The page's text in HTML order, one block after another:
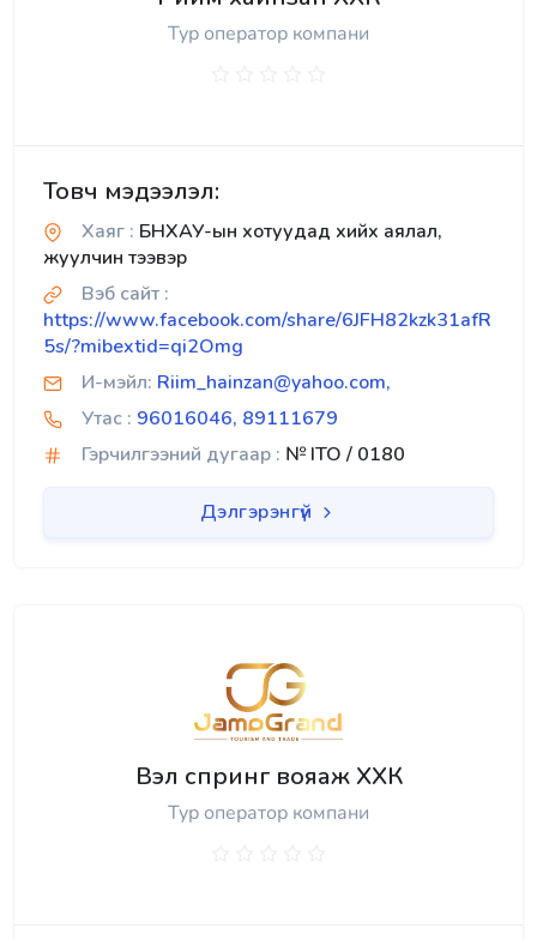
Тур оператор компани
Товч мэдээлэл:
Хаяг : БНХАУ-ын хотуудад хийх аялал,
жуулчин тээвэр
Вэб сайт :
https://www.facebook.com/share/6JFH82kzk31afR
5s/?mibextid=qi2Omg
И-мэйл: Riim_hainzan@yahoo.com,
Утас : 96016046, 89111679
Гэрчилгээний дугаар : № ITO / 0180
Дэлгэрэнгүй
Вэл спринг вояаж ХХК
Тур оператор компани